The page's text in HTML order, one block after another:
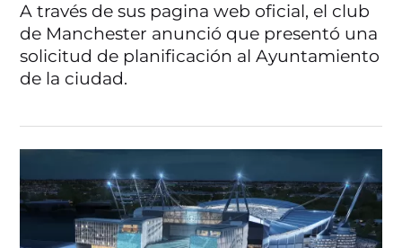
A través de sus pagina web oficial, el club
de Manchester anunció que presentó una
solicitud de planificación al Ayuntamiento
de la ciudad.